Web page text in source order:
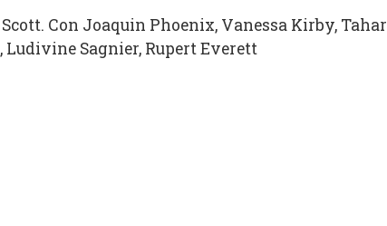
Con Joaquin Phoenix, Vanessa Kirby, Tahar
Ludivine Sagnier, Rupert Everett